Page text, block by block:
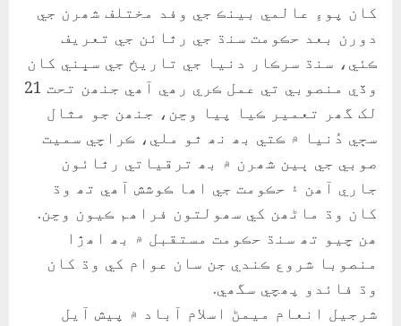
کان پوءِ عالمي بينڪ جي وفد مختلف شھرن جي
دورن بعد حڪومت سنڌ جي رٿائن جي تعريف
ڪئي، سنڌ سرڪار دنيا جي تاريخ جي سڀني کان
وڏي منصوبي تي عمل ڪري رھي آھي جنھن تحت 21
لک گھر تعمير ڪيا پيا وڃن، جنھن جو مثال
سڄي دُنيا ۾ ڪتي بھ نھ ٿو ملي، ڪراچي سميت
صوبي جي ٻين شھرن ۾ بھ ترقياتي رٿائون
جاري آھن ۽ حڪومت جي اھا ڪوشش آھي تھ وڌ
کان وڌ ماڻھن کي سھولتون فراھم ڪيون وڃن.
ھن چيو تھ سنڌ حڪومت مستقبل ۾ بھ اھڙا
منصوبا شروع ڪندي جن سان عوام کي وڌ کان
وڌ فائدو پھچي سگھي.
شرجيل انعام ميمڻ اسلام آباد ۾ پيش آيل